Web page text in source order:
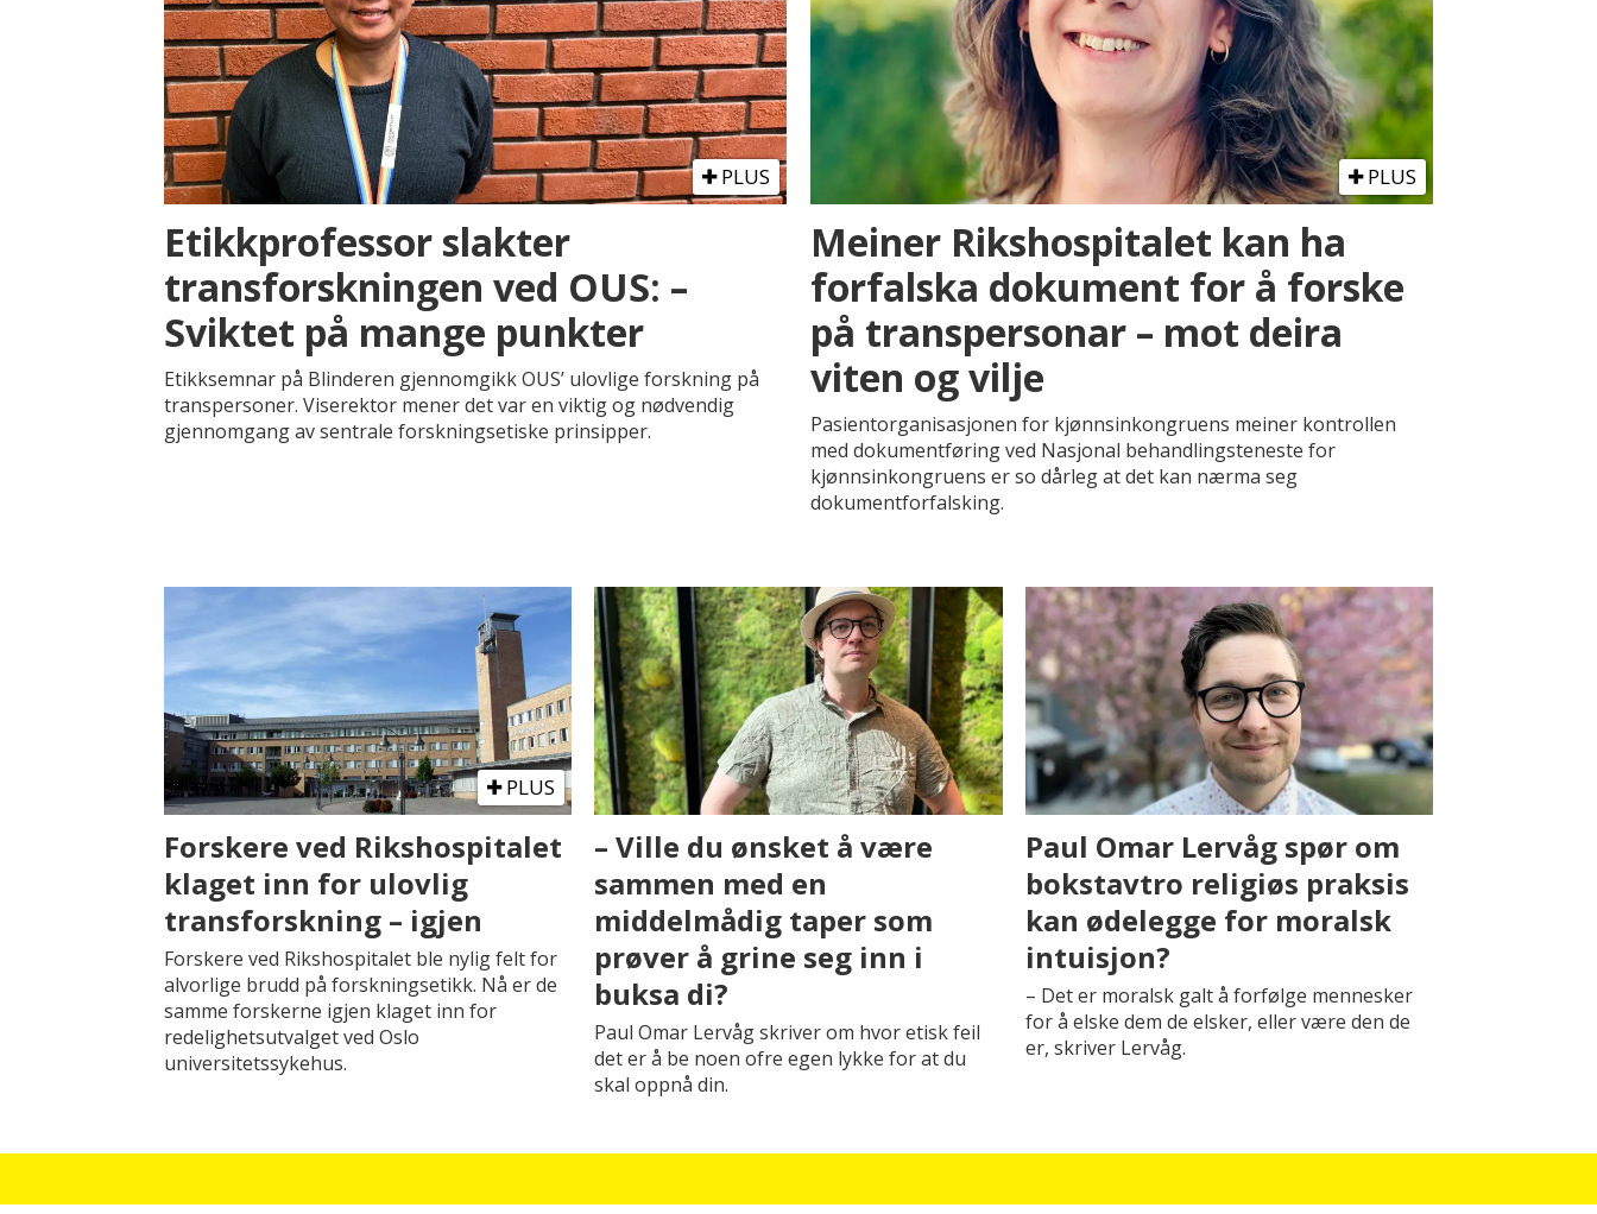
PLUS
Etikkprofessor slakter
transforskningen ved OUS: –
Sviktet på mange punkter
Etikksemnar på Blinderen gjennomgikk OUS’ ulovlige forskning på
transpersoner. Viserektor mener det var en viktig og nødvendig
gjennomgang av sentrale forskningsetiske prinsipper.
PLUS
Meiner Rikshospitalet kan ha
forfalska dokument for å forske
på transpersonar – mot deira
viten og vilje
Pasientorganisasjonen for kjønnsinkongruens meiner kontrollen
med dokumentføring ved Nasjonal behandlingsteneste for
kjønnsinkongruens er so dårleg at det kan nærma seg
dokumentforfalsking.
PLUS
Forskere ved Rikshospitalet
klaget inn for ulovlig
transforskning – igjen
Forskere ved Rikshospitalet ble nylig felt for
alvorlige brudd på forskningsetikk. Nå er de
samme forskerne igjen klaget inn for
redelighetsutvalget ved Oslo
universitetssykehus.
– Ville du ønsket å være
sammen med en
middelmådig taper som
prøver å grine seg inn i
buksa di?
Paul Omar Lervåg skriver om hvor etisk feil
det er å be noen ofre egen lykke for at du
skal oppnå din.
Paul Omar Lervåg spør om
bokstavtro religiøs praksis
kan ødelegge for moralsk
intuisjon?
– Det er moralsk galt å forfølge mennesker
for å elske dem de elsker, eller være den de
er, skriver Lervåg.